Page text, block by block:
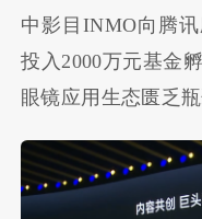
中影目INMO向腾
投入2000万元基金
眼镜应用生态匮乏瓶